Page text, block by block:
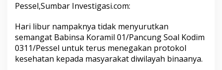
e
m
a
D
i
a
Pessel,Sumbar Investigasi.com:
Hari libur nampaknya tidak menyurutkan
semangat Babinsa Koramil 01/Pancung Soal Kodim
0311/Pessel untuk terus menegakan protokol
kesehatan kepada masyarakat diwilayah binaanya.